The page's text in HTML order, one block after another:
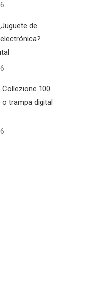
de
Collezione 100
o trampa digital